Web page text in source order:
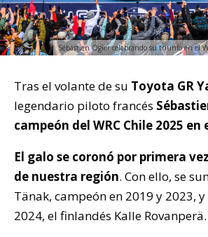
Sébastien Ogier celebrando su triunfo en el
Tras el volante de su Toyota GR
legendario piloto francés
campeón del WRC Chile 2025 en
El galo se coronó por primera
de nuestra región. Con ello, se
Tänak, campeón en 2019 y 2023,
2024, el finlandés Kalle Rovanperä.